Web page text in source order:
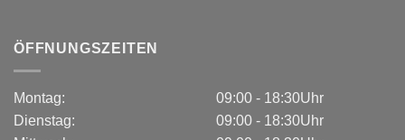
ÖFFNUNGSZEITEN
Montag:
Dienstag:
09:00 - 18:30Uhr
09:00 - 18:30Uhr